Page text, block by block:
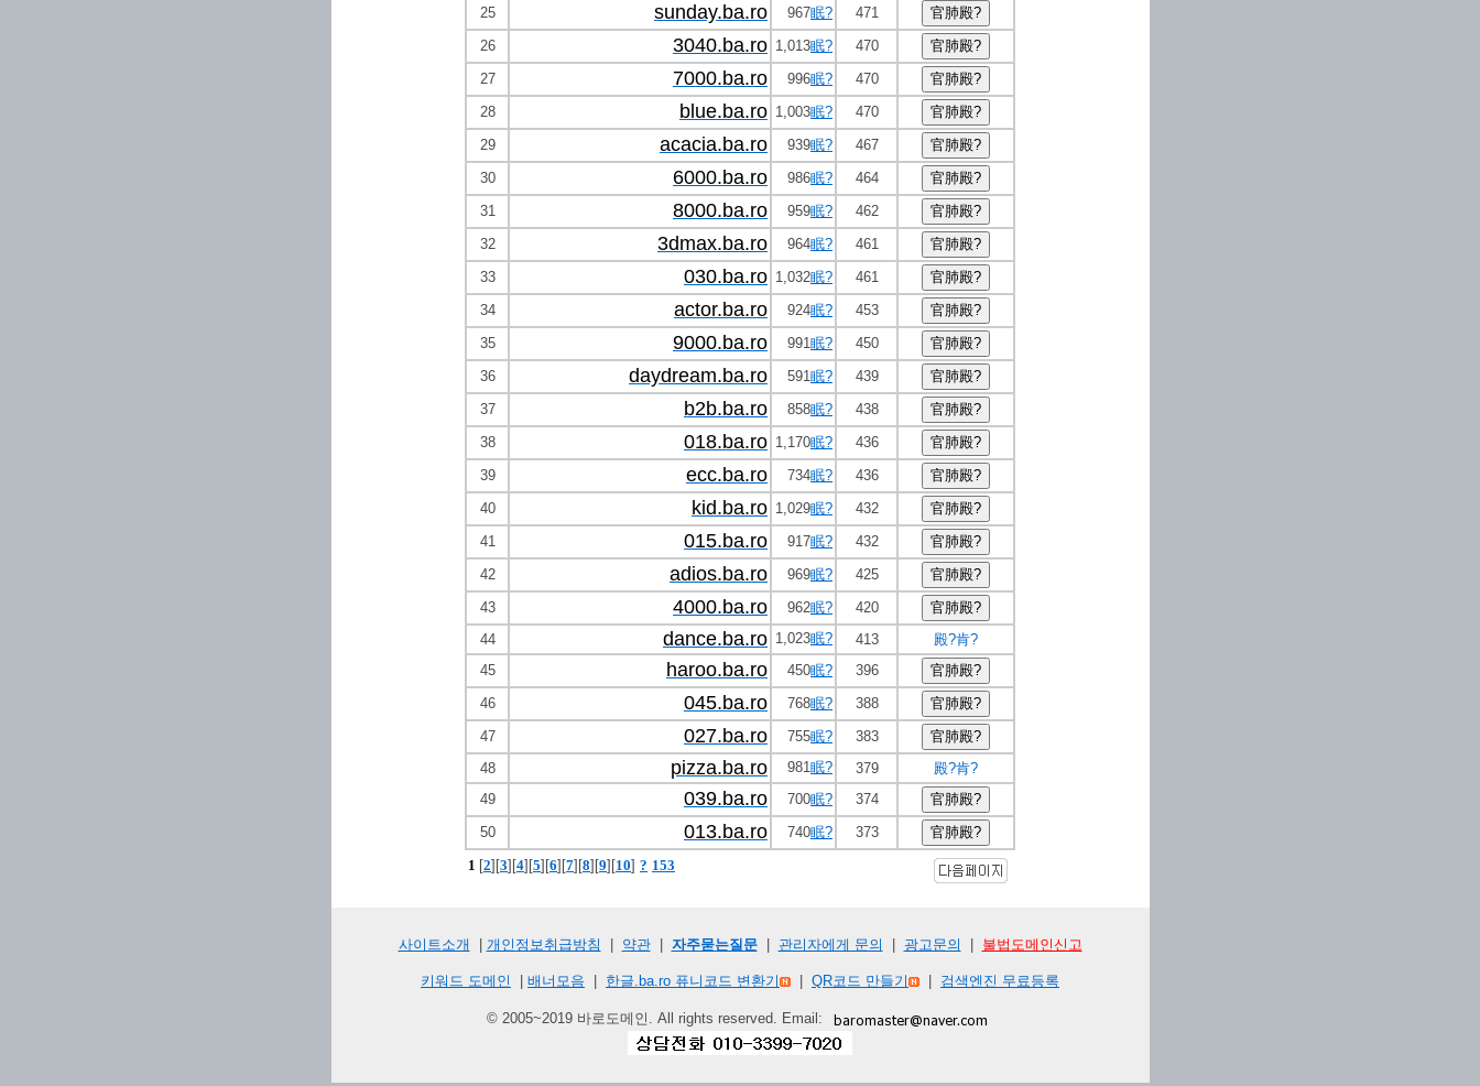
25
sunday.ba.ro 967眠?
471
26
3040.ba.ro 1,013眠?
470
27
7000.ba.ro 996眠?
470
28
blue.ba.ro 1,003眠?
470
29
acacia.ba.ro 939眠?
467
30
6000.ba.ro 986眠?
464
31
8000.ba.ro 959眠?
462
32
3dmax.ba.ro 964眠?
461
33
030.ba.ro 1,032眠?
461
34
actor.ba.ro 924眠?
453
35
9000.ba.ro 991眠?
450
36
daydream.ba.ro 591眠?
439
37
b2b.ba.ro 858眠?
438
38
018.ba.ro 1,170眠?
436
39
ecc.ba.ro 734眠?
436
40
kid.ba.ro 1,029眠?
432
41
015.ba.ro 917眠?
432
42
adios.ba.ro 969眠?
425
43
4000.ba.ro 962眠?
420
44
dance.ba.ro 1,023眠? 413
殿?肯?
45
haroo.ba.ro 450眠?
396
46
045.ba.ro 768眠?
388
47
027.ba.ro 755眠?
383
48
pizza.ba.ro 981眠? 379
殿?肯?
49
039.ba.ro 700眠?
374
50
013.ba.ro 740眠?
373
1 [2][3][4][5][6][7][8][9][10] ? 153
사이트소개 개인정보취급방침 약관| 자주묻는질문| 관리자에게 문의 광고문의 불법도메인신고
키워드 도메인 배너모음 한글.ba.ro 퓨니코드 변환기 QR코드 만들기 검색엔진 무료등록
© 2005~2019 바로도메인. All rights reserved. Email: